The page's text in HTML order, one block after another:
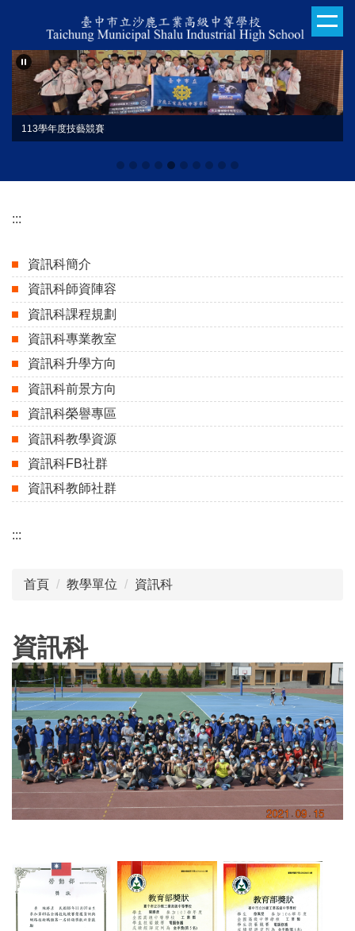
主
要
容
113學年度技藝競賽
:::
資訊科簡介
資訊科師資陣容
資訊科課程規劃
資訊科專業教室
資訊科升學方向
資訊科前景方向
資訊科榮譽專區
資訊科教學資源
資訊科FB社群
資訊科教師社群
:::
首頁 教學單位 資訊科
資訊科